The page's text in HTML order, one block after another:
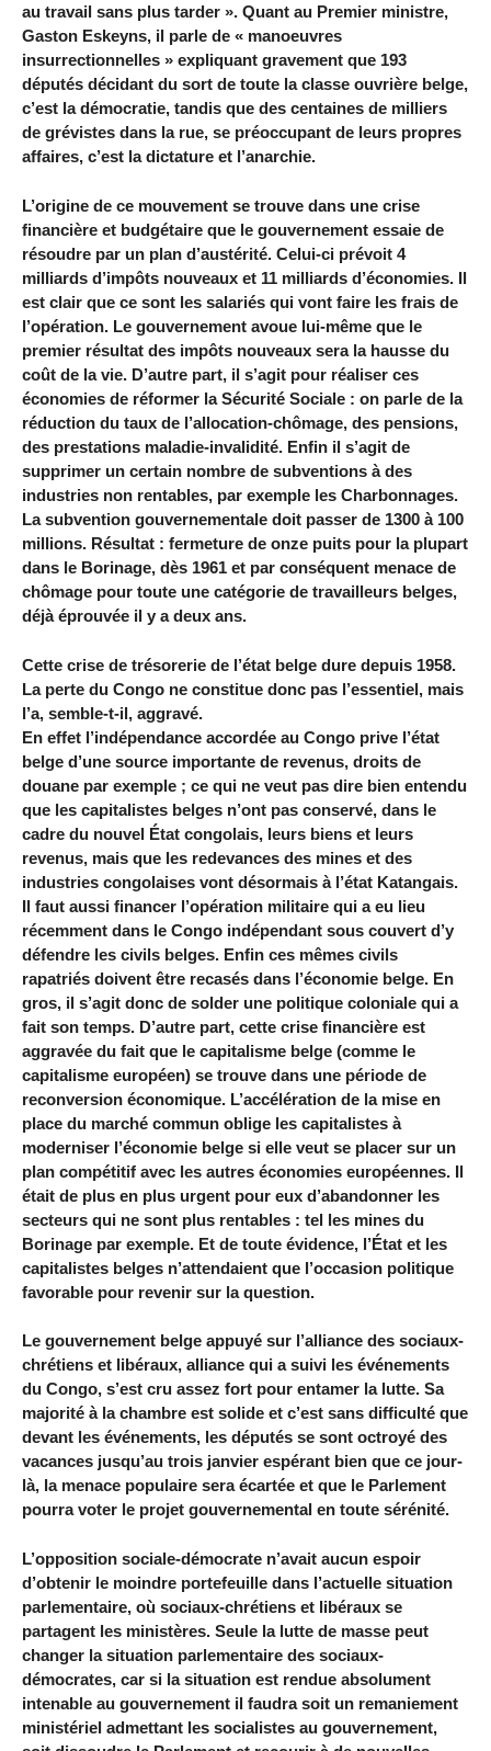
au travail sans plus tarder ». Quant au Premier ministre,
Gaston Eskeyns, il parle de « manoeuvres
insurrectionnelles » expliquant gravement que 193
députés décidant du sort de toute la classe ouvrière belge,
c’est la démocratie, tandis que des centaines de milliers
de grévistes dans la rue, se préoccupant de leurs propres
affaires, c’est la dictature et l’anarchie.
L’origine de ce mouvement se trouve dans une crise
financière et budgétaire que le gouvernement essaie de
résoudre par un plan d’austérité. Celui-ci prévoit 4
milliards d’impôts nouveaux et 11 milliards d’économies. Il
est clair que ce sont les salariés qui vont faire les frais de
l’opération. Le gouvernement avoue lui-même que le
premier résultat des impôts nouveaux sera la hausse du
coût de la vie. D’autre part, il s’agit pour réaliser ces
économies de réformer la Sécurité Sociale : on parle de la
réduction du taux de l’allocation-chômage, des pensions,
des prestations maladie-invalidité. Enfin il s’agit de
supprimer un certain nombre de subventions à des
industries non rentables, par exemple les Charbonnages.
La subvention gouvernementale doit passer de 1300 à 100
millions. Résultat : fermeture de onze puits pour la plupart
dans le Borinage, dès 1961 et par conséquent menace de
chômage pour toute une catégorie de travailleurs belges,
déjà éprouvée il y a deux ans.
Cette crise de trésorerie de l’état belge dure depuis 1958.
La perte du Congo ne constitue donc pas l’essentiel, mais
l’a, semble-t-il, aggravé.
En effet l’indépendance accordée au Congo prive l’état
belge d’une source importante de revenus, droits de
douane par exemple ; ce qui ne veut pas dire bien entendu
que les capitalistes belges n’ont pas conservé, dans le
cadre du nouvel État congolais, leurs biens et leurs
revenus, mais que les redevances des mines et des
industries congolaises vont désormais à l’état Katangais.
Il faut aussi financer l’opération militaire qui a eu lieu
récemment dans le Congo indépendant sous couvert d’y
défendre les civils belges. Enfin ces mêmes civils
rapatriés doivent être recasés dans l’économie belge. En
gros, il s’agit donc de solder une politique coloniale qui a
fait son temps. D’autre part, cette crise financière est
aggravée du fait que le capitalisme belge (comme le
capitalisme européen) se trouve dans une période de
reconversion économique. L’accélération de la mise en
place du marché commun oblige les capitalistes à
moderniser l’économie belge si elle veut se placer sur un
plan compétitif avec les autres économies européennes. Il
était de plus en plus urgent pour eux d’abandonner les
secteurs qui ne sont plus rentables : tel les mines du
Borinage par exemple. Et de toute évidence, l’État et les
capitalistes belges n’attendaient que l’occasion politique
favorable pour revenir sur la question.
Le gouvernement belge appuyé sur l’alliance des sociaux-
chrétiens et libéraux, alliance qui a suivi les événements
du Congo, s’est cru assez fort pour entamer la lutte. Sa
majorité à la chambre est solide et c’est sans difficulté que
devant les événements, les députés se sont octroyé des
vacances jusqu’au trois janvier espérant bien que ce jour-
là, la menace populaire sera écartée et que le Parlement
pourra voter le projet gouvernemental en toute sérénité.
L’opposition sociale-démocrate n’avait aucun espoir
d’obtenir le moindre portefeuille dans l’actuelle situation
parlementaire, où sociaux-chrétiens et libéraux se
partagent les ministères. Seule la lutte de masse peut
changer la situation parlementaire des sociaux-
démocrates, car si la situation est rendue absolument
intenable au gouvernement il faudra soit un remaniement
ministériel admettant les socialistes au gouvernement,